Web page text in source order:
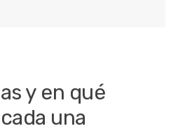
y en qué
una